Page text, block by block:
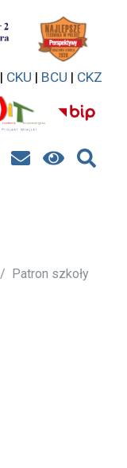
| CKU | BCU | CKZ
Patron szkoły